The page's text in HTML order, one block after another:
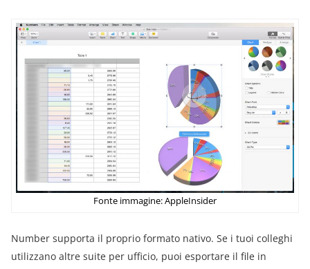
Fonte immagine: AppleInsider
Number supporta il proprio formato nativo. Se i tuoi colleghi
utilizzano altre suite per ufficio, puoi esportare il file in